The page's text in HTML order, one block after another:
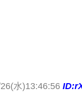
水)13:46:56